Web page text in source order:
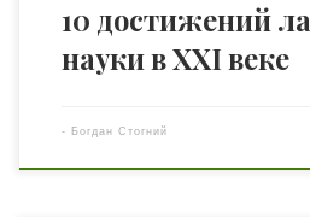
10 достижений
науки в XXI веке
- Богдан Стогний